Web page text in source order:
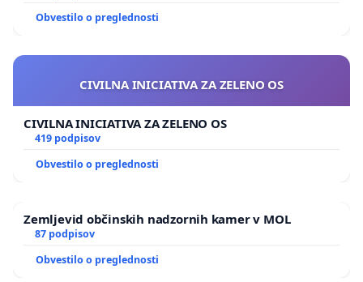
Obvestilo o preglednosti
CIVILNA INICIATIVA ZA ZELENO OS
CIVILNA INICIATIVA ZA ZELENO OS
419 podpisov
Obvestilo o preglednosti
Zemljevid občinskih nadzornih kamer v MOL
87 podpisov
Obvestilo o preglednosti